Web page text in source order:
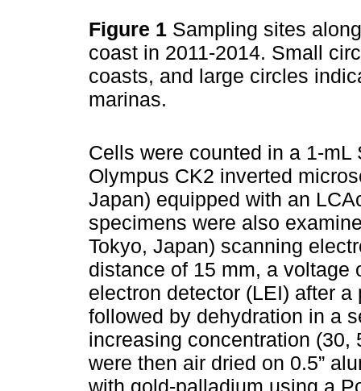
Figure 1 Sampling sites
coast in 2011-2014. Small
coasts, and large circles
marinas.
Cells were counted in a 1-
Olympus CK2 inverted
Japan) equipped with an
specimens were also
Tokyo, Japan) scanning
distance of 15 mm, a voltage
electron detector (LEI) after
followed by dehydration in a
increasing concentration (30,
were then air dried on 0.5”
with gold-palladium using a